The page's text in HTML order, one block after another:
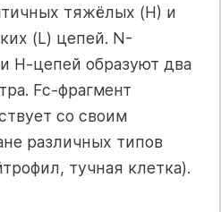
тяжёлых (Н) и
(L) цепей. N-
Н-цепей образуют два
Fс-фрагмент
со своим
различных типов
тучная клетка).